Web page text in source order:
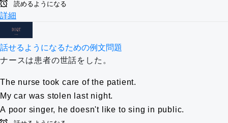
読めるようになる
詳細
話せるようになるための例文問題
ナースは患者の世話をした。
The nurse took care of the patient.
My car was stolen last night.
A poor singer, he doesn't like to sing in public.